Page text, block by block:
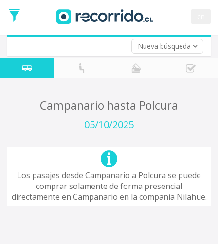
Nueva búsqueda
de
Ida
Vuelta (opcional)
Fecha
de
Campanario hasta Polcura
05/10/2025
Los pasajes desde Campanario a Polcura se puede
comprar solamente de forma presencial
directamente en Campanario en la compania Nilahue.